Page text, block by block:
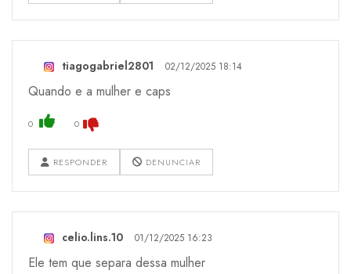
tiagogabriel2801 02/12/2025 18:14
Quando e a mulher e caps
0 0
RESPONDER DENUNCIAR
celio.lins.10 01/12/2025 16:23
Ele tem que separa dessa mulher